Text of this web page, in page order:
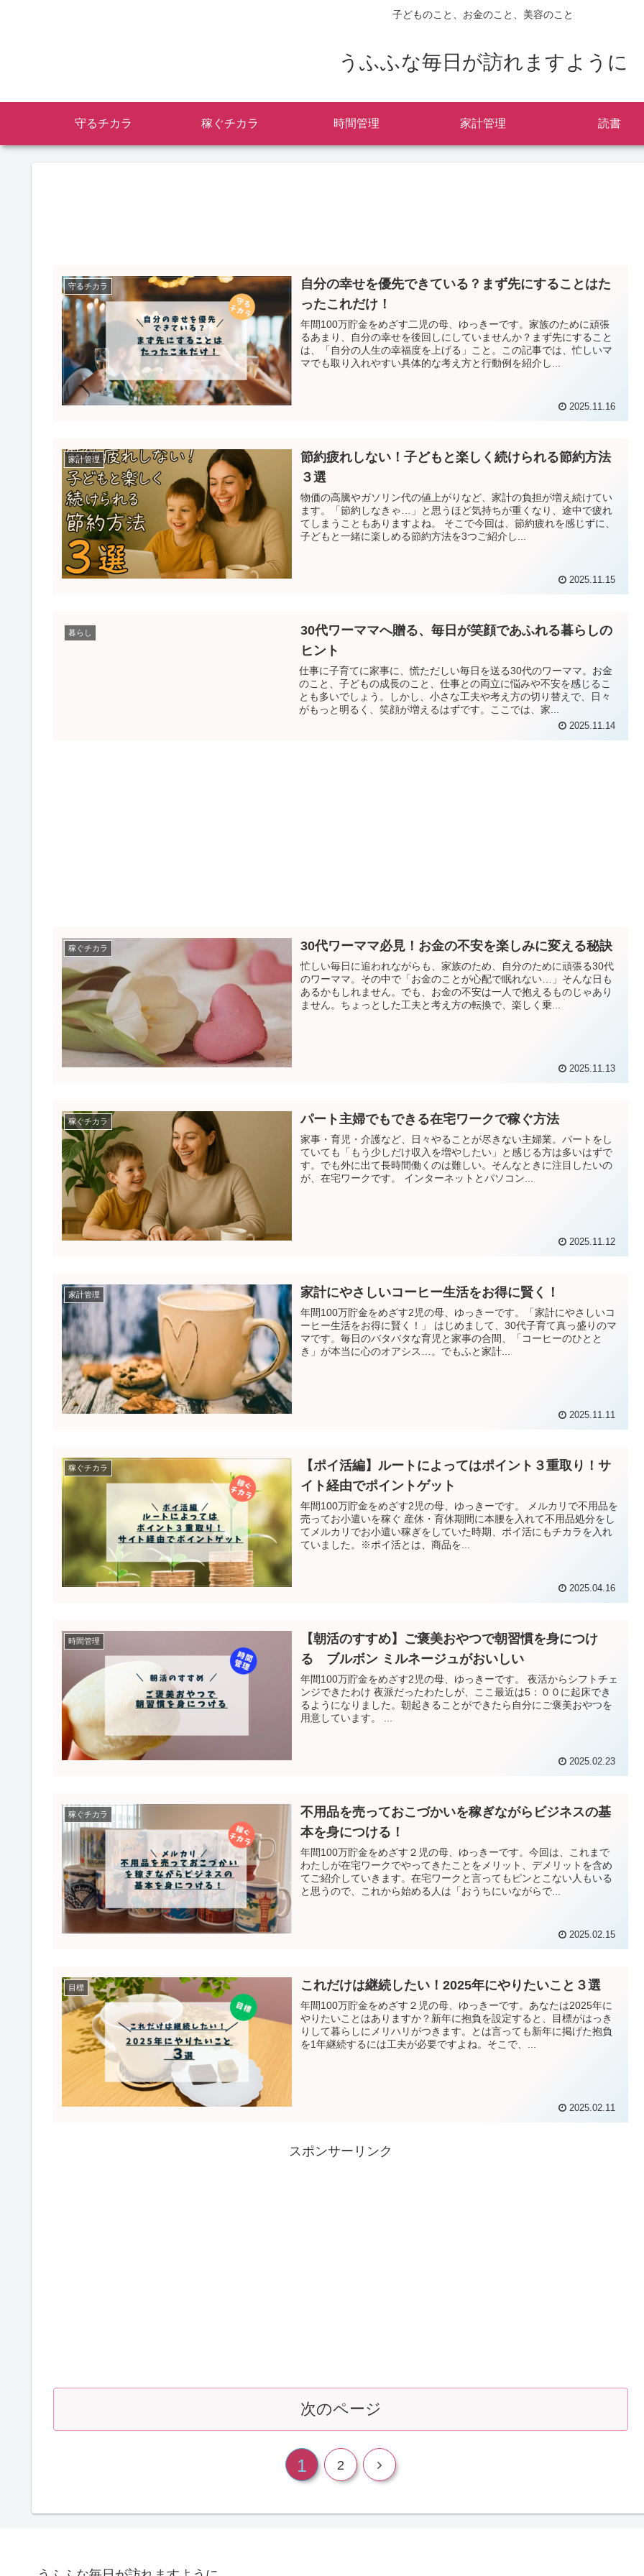
子どものこと、お金のこと、美容のこと
うふふな毎日が訪れますように
守るチカラ 稼ぐチカラ 時間管理 家計管理 読書
守るチカラ
自分の幸せを優先できている？まず先にすることはた
ったこれだけ！
年間100万貯金をめざす二児の母、ゆっきーです。家族のために頑張
るあまり、自分の幸せを後回しにしていませんか？まず先にすること
は、「自分の人生の幸福度を上げる」こと。この記事では、忙しいマ
マでも取り入れやすい具体的な考え方と行動例を紹介し...
2025.11.16
家計管理
節約疲れしない！子どもと楽しく続けられる節約方法
３選
物価の高騰やガソリン代の値上がりなど、家計の負担が増え続けてい
ます。「節約しなきゃ…」と思うほど気持ちが重くなり、途中で疲れ
てしまうこともありますよね。 そこで今回は、節約疲れを感じずに、
子どもと一緒に楽しめる節約方法を3つご紹介し...
2025.11.15
暮らし
30代ワーママへ贈る、毎日が笑顔であふれる暮らしの
ヒント
仕事に子育てに家事に、慌ただしい毎日を送る30代のワーママ。お金
のこと、子どもの成長のこと、仕事との両立に悩みや不安を感じるこ
とも多いでしょう。しかし、小さな工夫や考え方の切り替えで、日々
がもっと明るく、笑顔が増えるはずです。ここでは、家...
2025.11.14
稼ぐチカラ 30代ワーママ必見！お金の不安を楽しみに変える秘訣
忙しい毎日に追われながらも、家族のため、自分のために頑張る30代
のワーママ。その中で「お金のことが心配で眠れない…」そんな日も
あるかもしれません。でも、お金の不安は一人で抱えるものじゃあり
ません。ちょっとした工夫と考え方の転換で、楽しく乗...
2025.11.13
稼ぐチカラ パート主婦でもできる在宅ワークで稼ぐ方法
家事・育児・介護など、日々やることが尽きない主婦業。パートをし
ていても「もう少しだけ収入を増やしたい」と感じる方は多いはずで
す。でも外に出て長時間働くのは難しい。そんなときに注目したいの
が、在宅ワークです。 インターネットとパソコン...
2025.11.12
家計管理 家計にやさしいコーヒー生活をお得に賢く！
年間100万貯金をめざす2児の母、ゆっきーです。「家計にやさしいコ
ーヒー生活をお得に賢く！」 はじめまして、30代子育て真っ盛りのマ
マです。毎日のバタバタな育児と家事の合間、「コーヒーのひとと
き」が本当に心のオアシス…。でもふと家計...
2025.11.11
稼ぐチカラ
【ポイ活編】ルートによってはポイント３重取り！サ
イト経由でポイントゲット
年間100万貯金をめざす2児の母、ゆっきーです。 メルカリで不用品を
売ってお小遣いを稼ぐ 産休・育休期間に本腰を入れて不用品処分をし
てメルカリでお小遣い稼ぎをしていた時期、ポイ活にもチカラを入れ
ていました。※ポイ活とは、商品を...
2025.04.16
時間管理
【朝活のすすめ】ご褒美おやつで朝習慣を身につけ
る ブルボン ミルネージュがおいしい
年間100万貯金をめざす2児の母、ゆっきーです。 夜活からシフトチェ
ンジできたわけ 夜派だったわたしが、ここ最近は5：００に起床でき
るようになりました。朝起きることができたら自分にご褒美おやつを
用意しています。 ...
2025.02.23
稼ぐチカラ
不用品を売っておこづかいを稼ぎながらビジネスの基
本を身につける！
年間100万貯金をめざす２児の母、ゆっきーです。今回は、これまで
わたしが在宅ワークでやってきたことをメリット、デメリットを含め
てご紹介していきます。在宅ワークと言ってもピンとこない人もいる
と思うので、これから始める人は「おうちにいながらで...
2025.02.15
目標 これだけは継続したい！2025年にやりたいこと３選
年間100万貯金をめざす２児の母、ゆっきーです。あなたは2025年に
やりたいことはありますか？新年に抱負を設定すると、目標がはっき
りして暮らしにメリハリがつきます。とは言っても新年に掲げた抱負
を1年継続するには工夫が必要ですよね。そこで、...
2025.02.11
スポンサーリンク
次のページ
1 2